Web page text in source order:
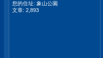
您的住址: 象山公園
文章: 2,893